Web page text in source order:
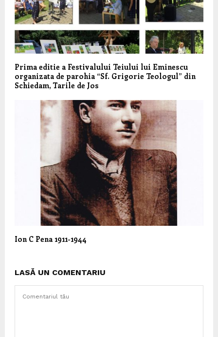
Prima editie a Festivalului Teiului lui Eminescu
organizata de parohia “Sf. Grigorie Teologul” din
Schiedam, Tarile de Jos
Ion C Pena 1911-1944
LASĂ UN COMENTARIU